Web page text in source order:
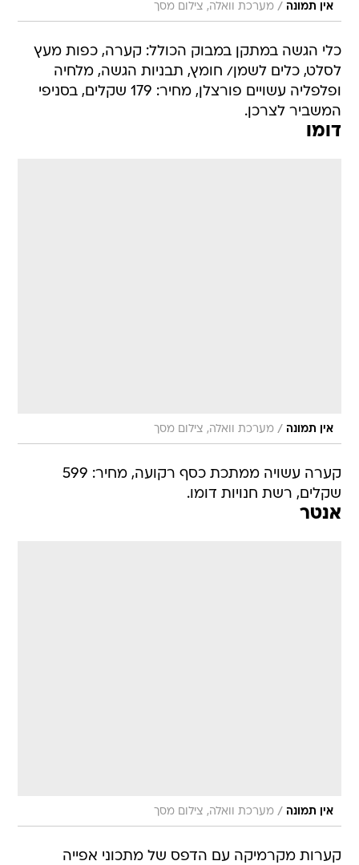
אין תמונה / מערכת וואלה, צילום מסך
כלי הגשה במתקן במבוק הכולל: קערה, כפות מעץ
לסלט, כלים לשמן/ חומץ, תבניות הגשה, מלחיה
ופלפליה עשויים פורצלן, מחיר: 179 שקלים, בסניפי
המשביר לצרכן.
דומו
אין תמונה / מערכת וואלה, צילום מסך
קערה עשויה ממתכת כסף רקועה, מחיר: 599
שקלים, רשת חנויות דומו.
אנטר
אין תמונה / מערכת וואלה, צילום מסך
קערות מקרמיקה עם הדפס של מתכוני אפייה